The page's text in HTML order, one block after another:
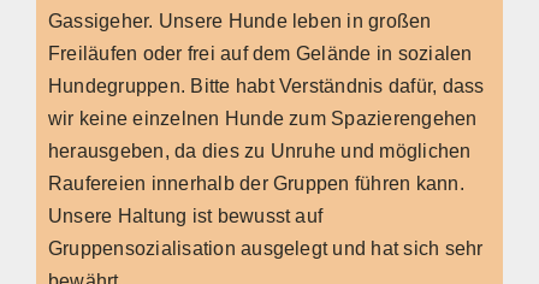
Gassigeher. Unsere Hunde leben in großen
Freiläufen oder frei auf dem Gelände in sozialen
Hundegruppen. Bitte habt Verständnis dafür, dass
wir keine einzelnen Hunde zum Spazierengehen
herausgeben, da dies zu Unruhe und möglichen
Raufereien innerhalb der Gruppen führen kann.
Unsere Haltung ist bewusst auf
Gruppensozialisation ausgelegt und hat sich sehr